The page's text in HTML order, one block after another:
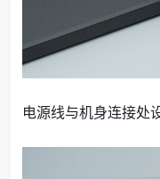
电源线与机身连接处